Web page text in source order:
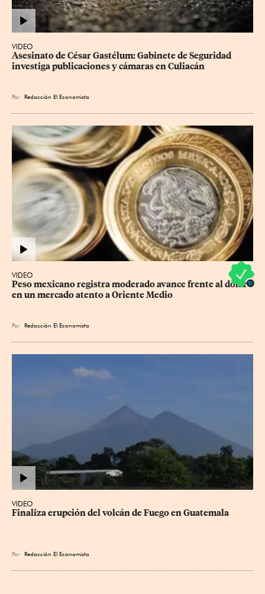
VIDEO
Asesinato de César Gastélum: Gabinete de Seguridad
investiga publicaciones y cámaras en Culiacán
Por Redacción El Economista
VIDEO
Peso mexicano registra moderado avance frente al dólar
en un mercado atento a Oriente Medio
Por Redacción El Economista
VIDEO
Finaliza erupción del volcán de Fuego en Guatemala
Por Redacción El Economista